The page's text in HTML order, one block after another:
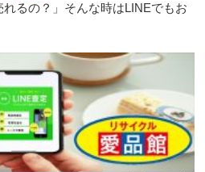
るの？」そんな時はLINEでもお